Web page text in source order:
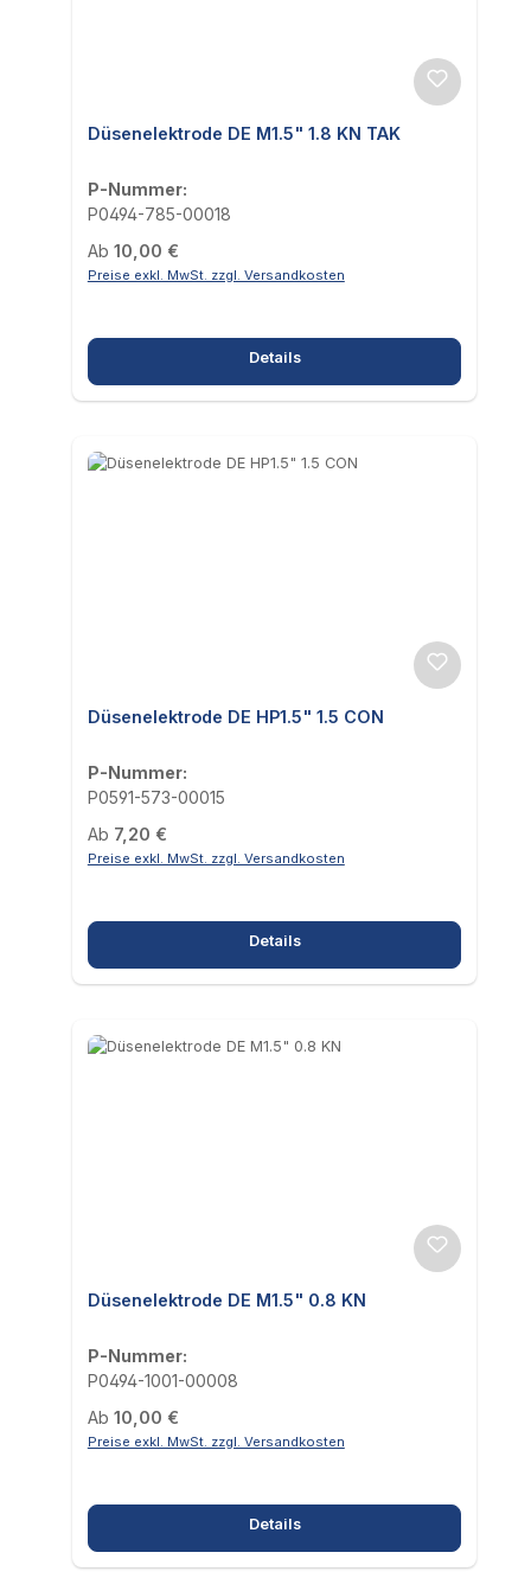
Düsenelektrode DE M1.5" 1.8 KN TAK
P-Nummer:
P0494-785-00018
Regulärer Preis:
Ab 10,00 €
Preise exkl. MwSt. zzgl. Versandkosten
Details
Düsenelektrode DE HP1.5" 1.5 CON
P-Nummer:
P0591-573-00015
Regulärer Preis:
Ab 7,20 €
Preise exkl. MwSt. zzgl. Versandkosten
Details
Düsenelektrode DE M1.5" 0.8 KN
P-Nummer:
P0494-1001-00008
Regulärer Preis:
Ab 10,00 €
Preise exkl. MwSt. zzgl. Versandkosten
Details